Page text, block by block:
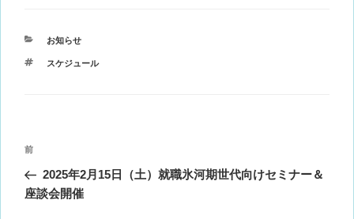
カ
ゴ
お知らせ
タ
スケジュール
投
ナ
前
の
投
前
2025年2月15日（土）就職氷河期世代向けセミナー＆
座談会開催